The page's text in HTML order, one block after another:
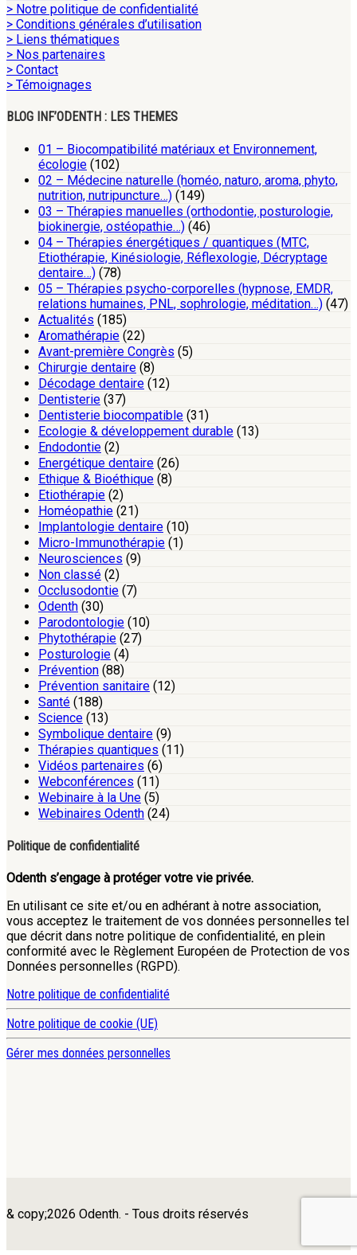
> Notre politique de confidentialité
> Conditions générales d’utilisation
> Liens thématiques
> Nos partenaires
> Contact
> Témoignages
BLOG INF’ODENTH : LES THEMES
01 – Biocompatibilité matériaux et Environnement,
écologie (102)
02 – Médecine naturelle (homéo, naturo, aroma, phyto,
nutrition, nutripuncture…) (149)
03 – Thérapies manuelles (orthodontie, posturologie,
biokinergie, ostéopathie…) (46)
04 – Thérapies énergétiques / quantiques (MTC,
Etiothérapie, Kinésiologie, Réflexologie, Décryptage
dentaire…) (78)
05 – Thérapies psycho-corporelles (hypnose, EMDR,
relations humaines, PNL, sophrologie, méditation…) (47)
Actualités (185)
Aromathérapie (22)
Avant-première Congrès (5)
Chirurgie dentaire (8)
Décodage dentaire (12)
Dentisterie (37)
Dentisterie biocompatible (31)
Ecologie & développement durable (13)
Endodontie (2)
Energétique dentaire (26)
Ethique & Bioéthique (8)
Etiothérapie (2)
Homéopathie (21)
Implantologie dentaire (10)
Micro-Immunothérapie (1)
Neurosciences (9)
Non classé (2)
Occlusodontie (7)
Odenth (30)
Parodontologie (10)
Phytothérapie (27)
Posturologie (4)
Prévention (88)
Prévention sanitaire (12)
Santé (188)
Science (13)
Symbolique dentaire (9)
Thérapies quantiques (11)
Vidéos partenaires (6)
Webconférences (11)
Webinaire à la Une (5)
Webinaires Odenth (24)
Politique de confidentialité
Odenth s’engage à protéger votre vie privée.
En utilisant ce site et/ou en adhérant à notre association,
vous acceptez le traitement de vos données personnelles tel
que décrit dans notre politique de confidentialité, en plein
conformité avec le Règlement Européen de Protection de vos
Données personnelles (RGPD).
Notre politique de confidentialité
Notre politique de cookie (UE)
Gérer mes données personnelles
& copy;2026 Odenth. - Tous droits réservés